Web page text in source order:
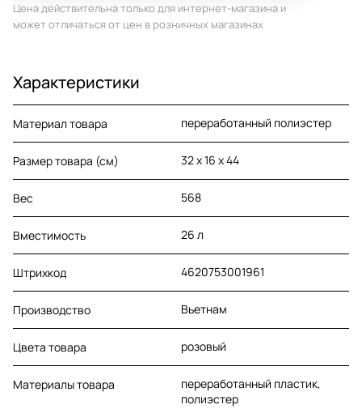
Цена действительна только для интернет-магазина и
может отличаться от цен в розничных магазинах
Характеристики
Материал товара переработанный полиэстер
Размер товара (см) 32 х 16 х 44
Вес 568
Вместимость 26 л
Штрихкод 4620753001961
Производство Вьетнам
Цвета товара розовый
Материалы товара
переработанный пластик,
полиэстер